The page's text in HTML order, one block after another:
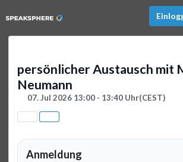
persönlicher Austausch mit
Neumann
07. Jul 2026 13:00 - 13:40 Uhr(CEST)
Anmeldung